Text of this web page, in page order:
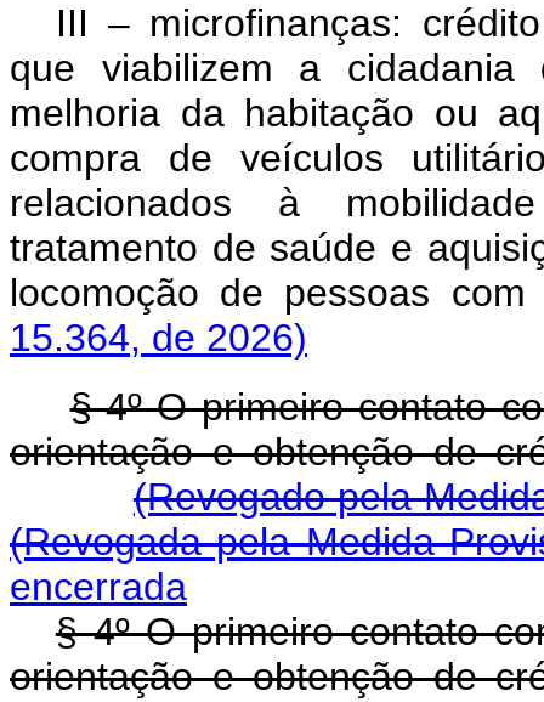
III – microfinanças:
que viabilizem a cidadania
melhoria da habitação ou
compra de veículos
relacionados à
tratamento de saúde e
locomoção de pessoas com
15.364, de 2026)
§ 4º O primeiro contato
orientação e obtenção de
(Revogado pela
(Revogada pela Medida
encerrada
§ 4º O primeiro contato
orientação e obtenção de